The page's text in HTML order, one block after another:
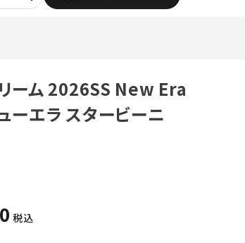
ーム 2026SS New Era
エラ スタービーニ
税込